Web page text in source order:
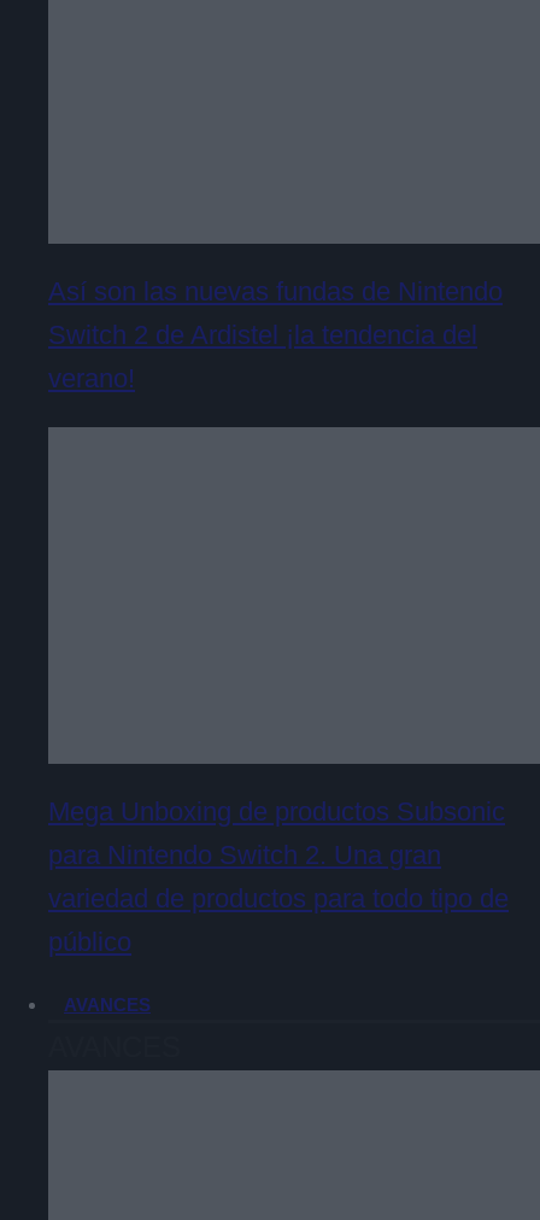
Así son las nuevas fundas de Nintendo
Switch 2 de Ardistel ¡la tendencia del
verano!
Mega Unboxing de productos Subsonic
para Nintendo Switch 2. Una gran
variedad de productos para todo tipo de
público
AVANCES